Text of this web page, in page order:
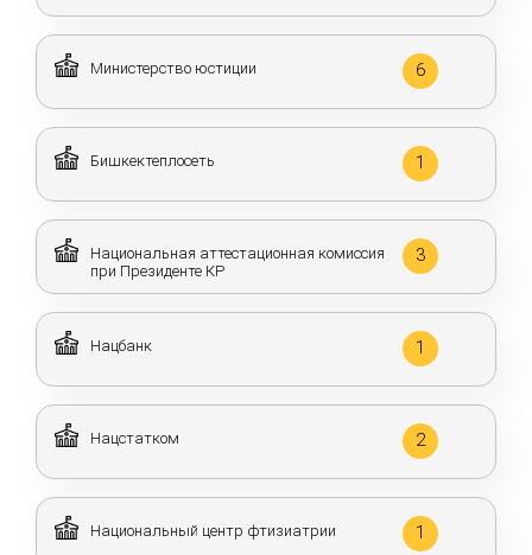
Министерство юстиции 6
Бишкектеплосеть 1
Национальная аттестационная комиссия
при Президенте КР
3
Нацбанк 1
Нацстатком 2
Национальный центр фтизиатрии 1